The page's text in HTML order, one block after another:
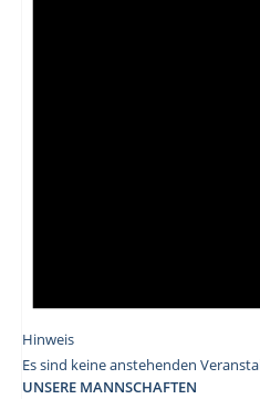
Hinweis
Es sind keine anstehenden
UNSERE MANNSCHAFTEN